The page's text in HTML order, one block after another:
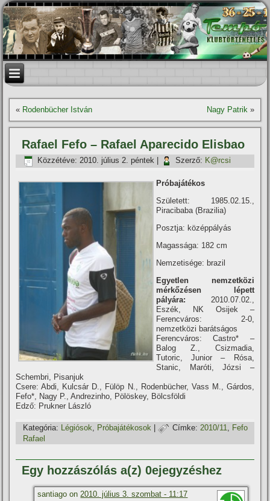
« Rodenbücher István Nagy Patrik»
Rafael Fefo – Rafael Aparecido Elisbao
Közzétéve: 2010. július 2. péntek Szerző: K@rcsi
Próbajátékos
Született: 1985.02.15.,
Piracibaba (Brazilia)
Posztja: középpályás
Magassága: 182 cm
Nemzetisége: brazil
Egyetlen nemzetközi
mérkőzésen lépett
pályára: 2010.07.02.,
Eszék, NK Osijek –
Ferencváros: 2-0,
nemzetközi barátságos
Ferencváros: Castro* –
Balog Z., Csizmadia,
Tutoric, Junior – Rósa,
Stanic, Maróti, Józsi –
Schembri, Pisanjuk
Csere: Abdi, Kulcsár D., Fülöp N., Rodenbücher, Vass M., Gárdos,
Fefo*, Nagy P., Andrezinho, Pölöskey, Bölcsföldi
Edző: Prukner László
Kategória: Légiósok, Próbajátékosok | Címke: 2010/11, Fefo
Rafael
Egy hozzászólás a(z) 0ejegyzéshez
santiago on2010. július 3. szombat - 11:17